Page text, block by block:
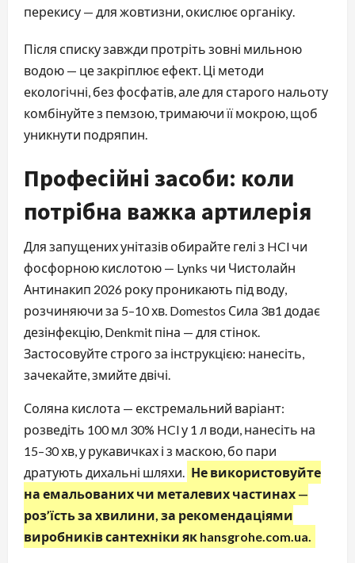
перекису — для жовтизни, окислює органіку.
Після списку завжди протріть зовні мильною
водою — це закріплює ефект. Ці методи
екологічні, без фосфатів, але для старого нальоту
комбінуйте з пемзою, тримаючи її мокрою, щоб
уникнути подряпин.
Професійні засоби: коли
потрібна важка артилерія
Для запущених унітазів обирайте гелі з HCl чи
фосфорною кислотою — Lynks чи Чистолайн
Антинакип 2026 року проникають під воду,
розчиняючи за 5–10 хв. Domestos Сила 3в1 додає
дезінфекцію, Denkmit піна — для стінок.
Застосовуйте строго за інструкцією: нанесіть,
зачекайте, змийте двічі.
Соляна кислота — екстремальний варіант:
розведіть 100 мл 30% HCl у 1 л води, нанесіть на
15–30 хв, у рукавичках і з маскою, бо пари
дратують дихальні шляхи.
Не використовуйте
на емальованих чи металевих частинах —
роз’їсть за хвилини, за рекомендаціями
виробників сантехніки як hansgrohe.com.ua.